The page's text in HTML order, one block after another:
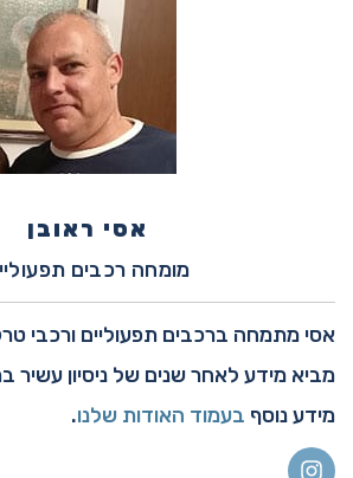
אסי ראובן
מומחה רכבים
אסי מתמחה ברכבים תפעוליים ורכבי
מביא מידע לאחר שנים של ניסיון עשיר
מידע נוסף בעמוד האודות שלנו.